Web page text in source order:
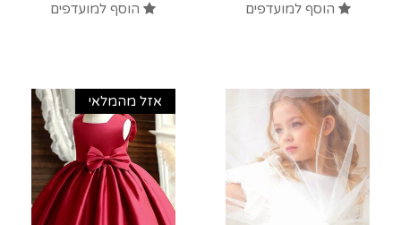
הוסף למועדפים הוסף למועדפים
אזל מהמלאי